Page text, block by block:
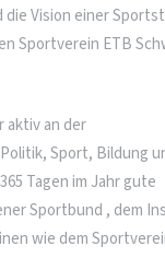
Vision einer
Sportverein ETB
aktiv an der
Sport, Bildung
Tagen im Jahr gute
Sportbund , dem
wie dem